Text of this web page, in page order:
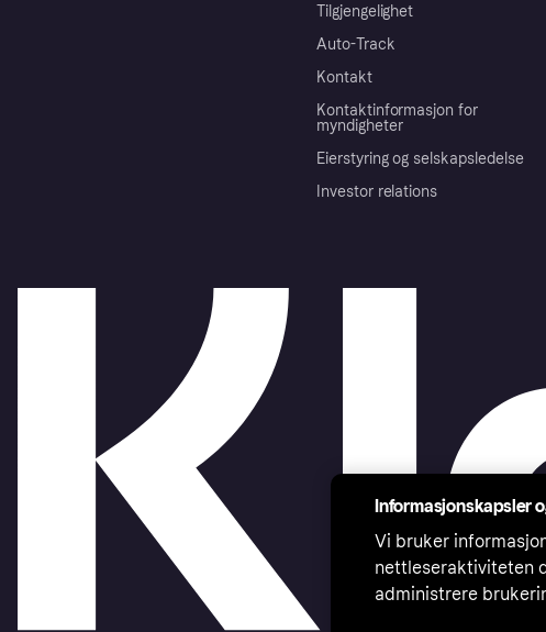
Tilgjengelighet
Auto-Track
Kontakt
Kontaktinformasjon for
myndigheter
Eierstyring og selskapsledelse
Investor relations
Informasjonskapsler
Vi bruker
nettleseraktiviteten
administrere